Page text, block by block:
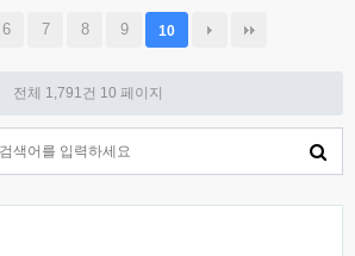
6 7 8 9 10
전체 1,791건 10 페이지